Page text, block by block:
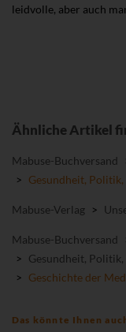
leidvolle, aber auch
Ähnliche Artikel
Mabuse-Buchversand
> Gesundheit,
Mabuse-Verlag >
Mabuse-Buchversand
> Gesundheit, Politik,
> Geschichte der
Das könnte Ihnen